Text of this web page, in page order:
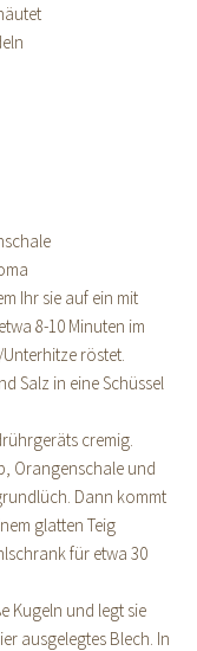
Ihr sie auf ein mit
8-10 Minuten im
röstet.
Salz in eine Schüssel
cremig.
Orangenschale und
Dann kommt
glatten Teig
für etwa 30
Kugeln und legt sie
ausgelegtes Blech. In